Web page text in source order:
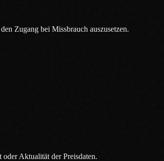
Zugang bei Missbrauch auszusetzen.
Aktualität der Preisdaten.